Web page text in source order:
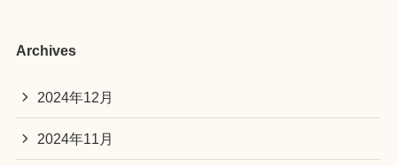
Archives
2024年12月
2024年11月